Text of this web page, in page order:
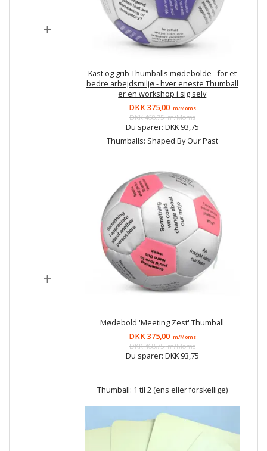
+
Kast og grib Thumballs mødebolde - for et
bedre arbejdsmiljø - hver eneste Thumball
er en workshop i sig selv
DKK 375,00 m/Moms
DKK 468,75m/Moms
Du sparer: DKK 93,75
Thumballs: Shaped By Our Past
+
Mødebold 'Meeting Zest' Thumball
DKK 375,00 m/Moms
DKK 468,75m/Moms
Du sparer: DKK 93,75
Thumball: 1 til 2 (ens eller forskellige)